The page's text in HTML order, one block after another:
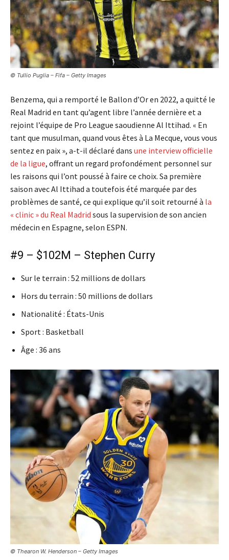
© Tullio Puglia – Fifa – Getty Images
Benzema, qui a remporté le Ballon d’Or en 2022, a quitté le
Real Madrid en tant qu’agent libre l’année dernière et a
rejoint l’équipe de Pro League saoudienne Al Ittihad. « En
tant que musulman, quand vous êtes à La Mecque, vous vous
sentez en paix », a-t-il déclaré dans une interview officielle
de la ligue, offrant un regard profondément personnel sur
les raisons qui l’ont poussé à faire ce choix. Sa première
saison avec Al Ittihad a toutefois été marquée par des
problèmes de santé, ce qui explique qu’il soit retourné à la
« clinic » du Real Madrid sous la supervision de son ancien
médecin en Espagne, selon ESPN.
#9 – $102M – Stephen Curry
Sur le terrain : 52 millions de dollars
Hors du terrain : 50 millions de dollars
Nationalité : États-Unis
Sport : Basketball
Âge : 36 ans
© Thearon W. Henderson – Getty Images